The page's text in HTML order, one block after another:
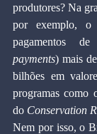
produtores? Na
por exemplo, o
pagamentos
payments) mais
bilhões em
programas como
do Conservation
Nem por isso, o